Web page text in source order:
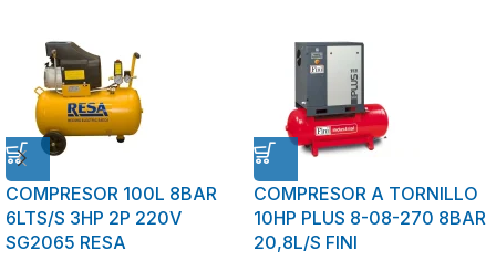
COMPRESOR 100L 8BAR
6LTS/S 3HP 2P 220V
SG2065 RESA
COMPRESOR A TORNILLO
10HP PLUS 8-08-270 8BAR
20,8L/S FINI